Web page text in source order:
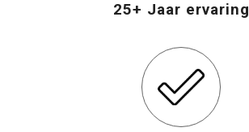
25+ Jaar ervaring